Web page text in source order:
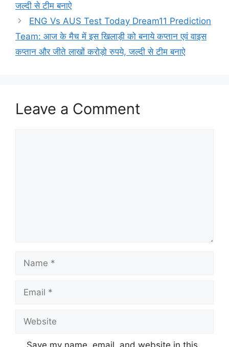
जल्दी से टीम बनाऐ
ENG Vs AUS Test Today Dream11 Prediction
Team: आज के मैच में इस खिलाड़ी को बनाये कप्तान एवं वाइस
कप्तान और जीते लाखों करोड़ो रुपये, जल्दी से टीम बनाऐ
Leave a Comment
Name
Email
Website
Save my name, email, and website in this